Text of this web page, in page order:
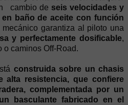
cambio de seis velocidades y
baño de aceite con función
mecánico garantiza al piloto una
y perfectamente dosificable,
o caminos Off-Road.
construida sobre un chasis
alta resistencia, que confiere
complementada por un
basculante fabricado en el